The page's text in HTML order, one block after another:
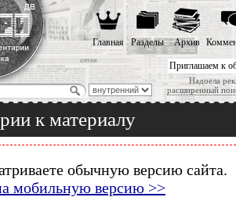
Приглашаем к
Надоела
расширенный
Главная Разделы Архив
к материалу
обычную версию сайта.
мобильную версию >>